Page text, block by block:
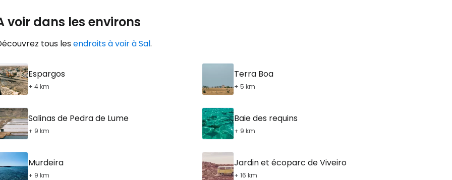
voir dans les environs
tous lesendroits à voir à Sal.
Espargos
+ 4 km
Terra Boa
+ 5 km
Salinas de Pedra de Lume
+ 9 km
Baie des requins
+ 9 km
Murdeira
+ 9 km
Jardin et écoparc de Viveiro
+ 16 km